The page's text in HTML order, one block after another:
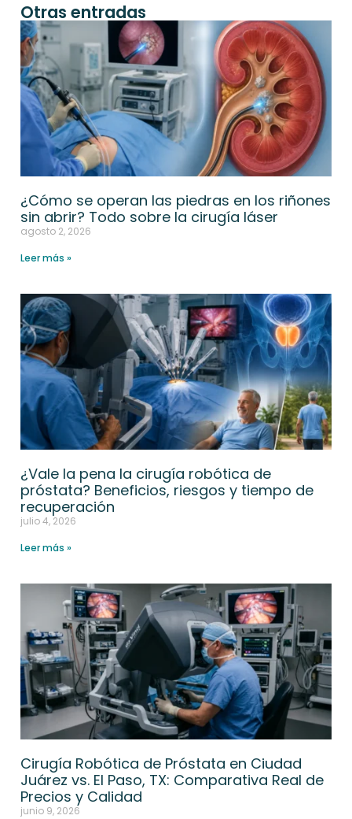
Otras entradas
¿Cómo se operan las piedras en los riñones
sin abrir? Todo sobre la cirugía láser
agosto 2, 2026
Leer más »
¿Vale la pena la cirugía robótica de
próstata? Beneficios, riesgos y tiempo de
recuperación
julio 4, 2026
Leer más »
Cirugía Robótica de Próstata en Ciudad
Juárez vs. El Paso, TX: Comparativa Real de
Precios y Calidad
junio 9, 2026